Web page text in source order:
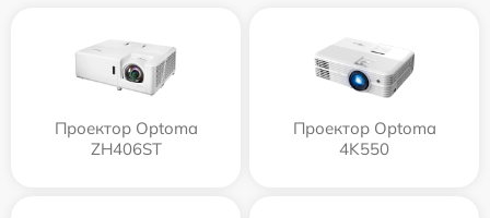
Проектор Optoma
ZH406ST
Проектор Optoma
4K550